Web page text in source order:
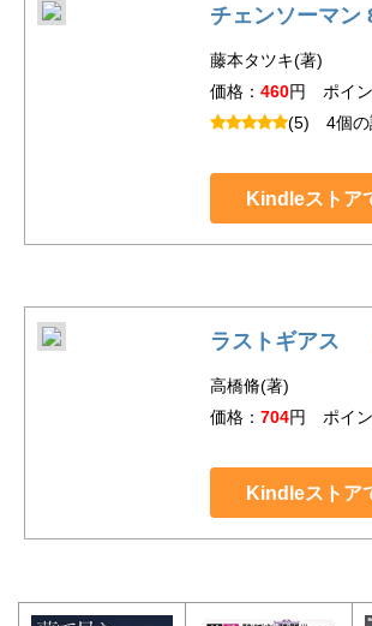
チェンソーマン
藤本タツキ(著)
価格： 460円 ポイン
(5) 4個
Kindleストア
ラストギアス
高橋脩(著)
価格： 704円 ポイン
Kindleストア